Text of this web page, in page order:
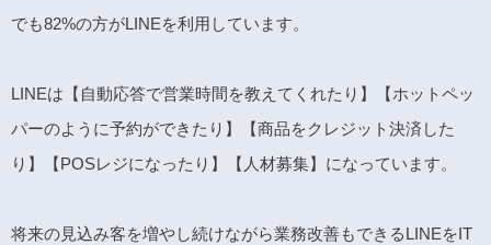
でも82%の方がLINEを利用しています。
LINEは【自動応答で営業時間を教えてくれたり】【ホットペッ
パーのように予約ができたり】【商品をクレジット決済した
り】【POSレジになったり】【人材募集】になっています。
将来の見込み客を増やし続けながら業務改善もできるLINEをIT